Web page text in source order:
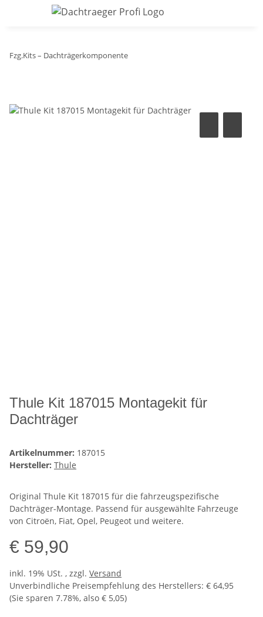
Fzg.Kits – Dachträgerkomponente
Thule Kit 187015 Montagekit für
Dachträger
Artikelnummer: 187015
Hersteller: Thule
Original Thule Kit 187015 für die fahrzeugspezifische
Dachträger-Montage. Passend für ausgewählte Fahrzeuge
von Citroën, Fiat, Opel, Peugeot und weitere.
€ 59,90
inkl. 19% USt. , zzgl. Versand
Unverbindliche Preisempfehlung des Herstellers: € 64,95
(Sie sparen 7.78%, also € 5,05)